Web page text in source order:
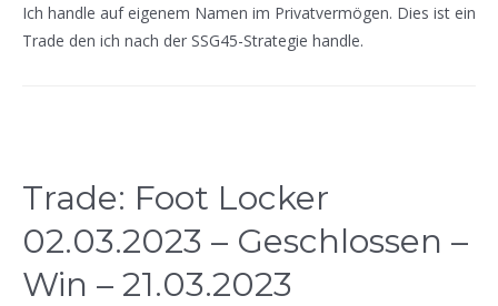
Ich handle auf eigenem Namen im Privatvermögen. Dies ist ein
Trade den ich nach der SSG45-Strategie handle.
Trade: Foot Locker
02.03.2023 – Geschlossen –
Win – 21.03.2023